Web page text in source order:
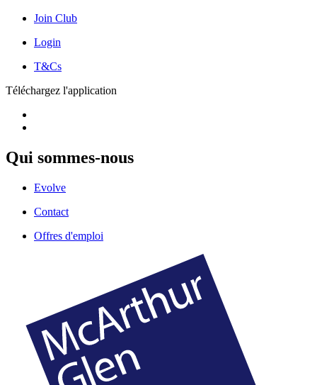
Join Club
Login
T&Cs
Téléchargez l'application
Qui sommes-nous
Evolve
Contact
Offres d'emploi